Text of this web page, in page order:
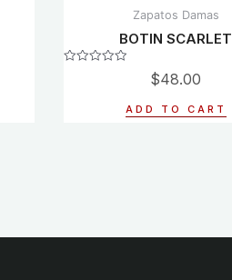
Zapatos Damas
BOTIN SCARLET
$48.00
ADD TO CART